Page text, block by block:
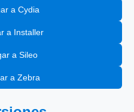
a Cydia
a Installer
a Sileo
a Zebra